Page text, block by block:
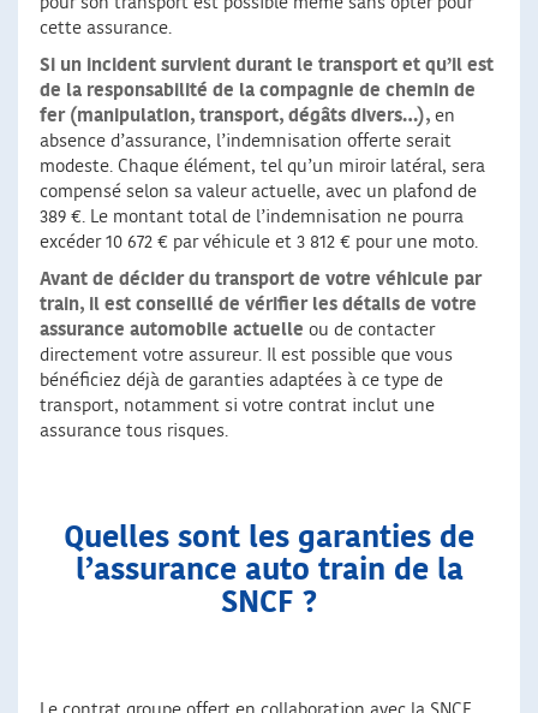
cette assurance.
Si un incident survient durant le transport et qu’il est
de la responsabilité de la compagnie de chemin de
fer (manipulation, transport, dégâts divers…), en
absence d’assurance, l’indemnisation offerte serait
modeste. Chaque élément, tel qu’un miroir latéral, sera
compensé selon sa valeur actuelle, avec un plafond de
389 €. Le montant total de l’indemnisation ne pourra
excéder 10 672 € par véhicule et 3 812 € pour une moto.
Avant de décider du transport de votre véhicule par
train, il est conseillé de vérifier les détails de votre
assurance automobile actuelle ou de contacter
directement votre assureur. Il est possible que vous
bénéficiez déjà de garanties adaptées à ce type de
transport, notamment si votre contrat inclut une
assurance tous risques.
Quelles sont les garanties de
l’assurance auto train de la
SNCF ?